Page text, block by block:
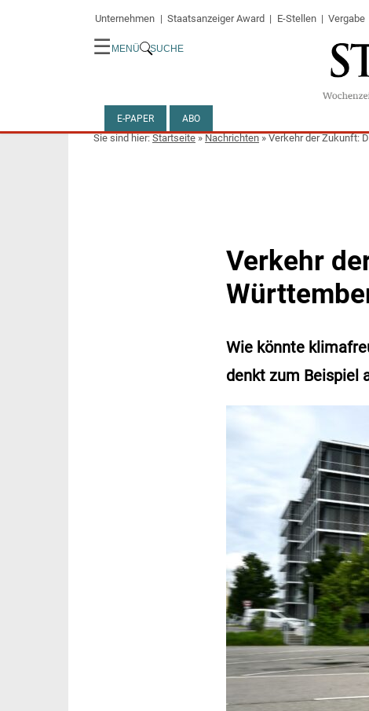
Unternehmen Staatsanzeiger Award E-Stellen Vergabe
☰ MENÜ SUCHE
E-PAPER ABO
Startseite»Nachrichten»Verkehr der Zukunft:
Verkehr
Wie könnte
denkt zum Beispiel